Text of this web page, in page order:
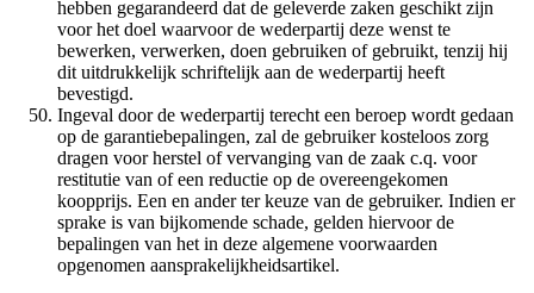
hebben gegarandeerd dat de geleverde zaken geschikt zijn
voor het doel waarvoor de wederpartij deze wenst te
bewerken, verwerken, doen gebruiken of gebruikt, tenzij hij
dit uitdrukkelijk schriftelijk aan de wederpartij heeft
bevestigd.
Ingeval door de wederpartij terecht een beroep wordt gedaan
op de garantiebepalingen, zal de gebruiker kosteloos zorg
dragen voor herstel of vervanging van de zaak c.q. voor
restitutie van of een reductie op de overeengekomen
koopprijs. Een en ander ter keuze van de gebruiker. Indien er
sprake is van bijkomende schade, gelden hiervoor de
bepalingen van het in deze algemene voorwaarden
opgenomen aansprakelijkheidsartikel.